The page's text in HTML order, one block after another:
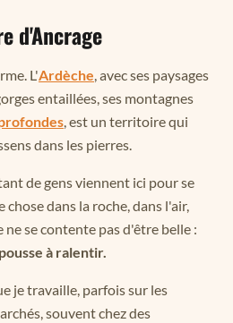
d'Ancrage
L'Ardèche , avec ses paysages
entaillées, ses montagnes
, est un territoire qui
dans les pierres.
de gens viennent ici pour se
dans la roche, dans l'air,
ne se contente pas d'être belle :
à ralentir.
je travaille, parfois sur les
souvent chez des